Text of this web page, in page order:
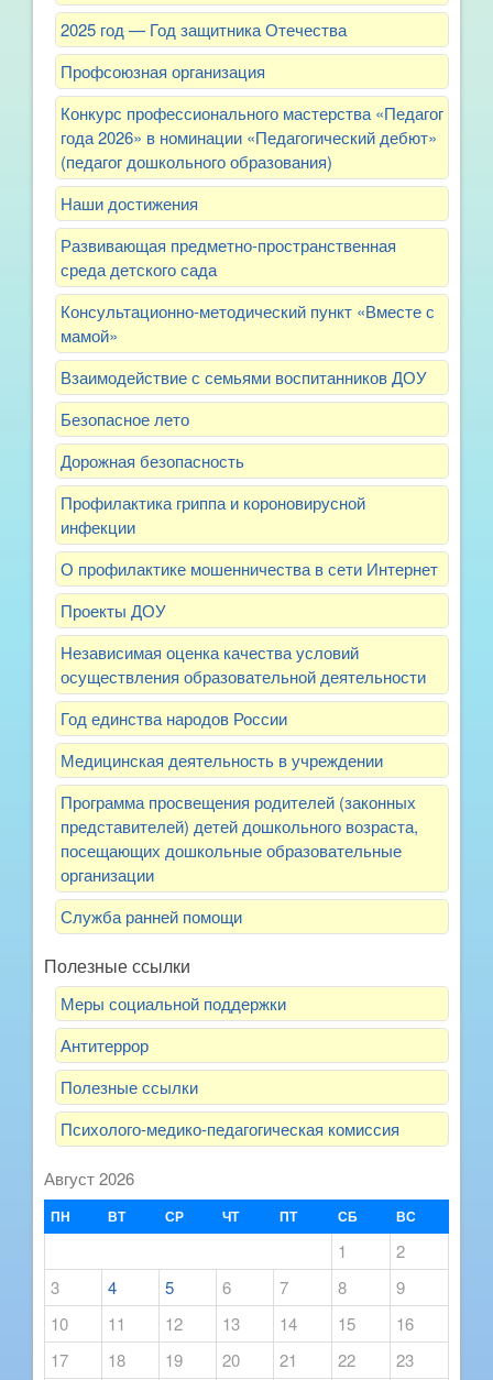
2025 год — Год защитника Отечества
Профсоюзная организация
Конкурс профессионального мастерства «Педагог
года 2026» в номинации «Педагогический дебют»
(педагог дошкольного образования)
Наши достижения
Развивающая предметно-пространственная
среда детского сада
Консультационно-методический пункт «Вместе с
мамой»
Взаимодействие с семьями воспитанников ДОУ
Безопасное лето
Дорожная безопасность
Профилактика гриппа и короновирусной
инфекции
О профилактике мошенничества в сети Интернет
Проекты ДОУ
Независимая оценка качества условий
осуществления образовательной деятельности
Год единства народов России
Медицинская деятельность в учреждении
Программа просвещения родителей (законных
представителей) детей дошкольного возраста,
посещающих дошкольные образовательные
организации
Служба ранней помощи
Полезные ссылки
Меры социальной поддержки
Антитеррор
Полезные ссылки
Психолого-медико-педагогическая комиссия
Август 2026
ПН ВТ СР ЧТ ПТ СБ ВС
1
2
3
4 5 6 7 8
9
10
11 12 13 14 15
16
17
18 19 20 21 22
23